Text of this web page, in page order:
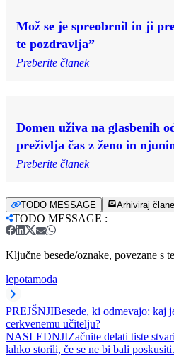
Mož se je spreobrnil in ji
te pozdravlja”
Preberite članek
Domen uživa na glasbenih
preživlja čas z ženo in
Preberite članek
TODO MESSAGE Arhiviraj
TODO MESSAGE :
Ključne besede/oznake, povezane s
lepotamoda
PREJŠNJIBesede, ki odmevajo: kaj
cerkvenemu učitelju?
NASLEDNJIZačnite delati tiste
lahko storili, če se ne bi bali poskusiti.